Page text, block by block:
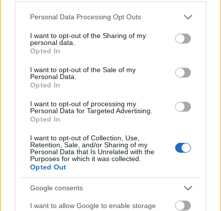
Please note that this website/app uses one or more Google
not limited to your visit or usage behaviour. You may click to
grant or deny consent to Google and its third-party tags to
use your data for below specified purposes in below Google
consent section.
Personal Data Processing Opt Outs
I want to opt-out of the Sharing of my
personal data.
Opted In
I want to opt-out of the Sale of my
Personal Data.
Opted In
I want to opt-out of processing my
Personal Data for Targeted Advertising.
Opted In
I want to opt-out of Collection, Use,
Retention, Sale, and/or Sharing of my
Personal Data that Is Unrelated with the
Purposes for which it was collected.
Opted Out
Google consents
I want to allow Google to enable storage
Hibák a szokásosak: kisebb bukfencek a
(ez mondjuk általában a mellékszereplőkre igaz,
összességben remek művészek kerültek bele), dehát
Szóval aki akar borzongva és fejtörve szórakozni egy
csúnya dolog), egyedül vagy többen is remek muri.
Gigor remek író/rendező, és ehhez remek csaptot